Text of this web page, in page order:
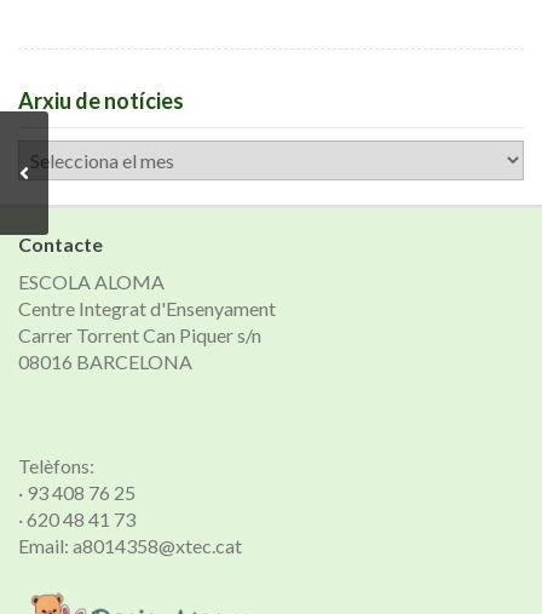
Arxiu de notícies
Arxiu
de
notícies
Contacte
ESCOLA ALOMA
Centre Integrat d'Ensenyament
Carrer Torrent Can Piquer s/n
08016 BARCELONA
Telèfons:
· 93 408 76 25
· 620 48 41 73
Email: a8014358@xtec.cat